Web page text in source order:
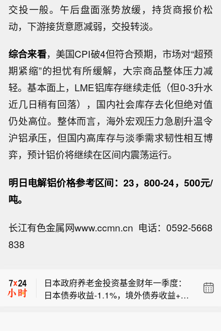
交投一般。午后盘面涨势放缓，持货商报价松
动，下游接货意愿减弱，交投转淡。
综合来看，美国CPI破4但符合预期，市场对“超预
期紧缩”的担忧有所缓解，大宗商品整体压力减
轻。基本面上，LME铝库存继续走低（但0-3升水
近几日稍有回落），国内社会库存去化但绝对值
仍处高位。整体而言，海外宏观压力急剧升温令
沪铝承压，但国内高库存与淡季需求韧性相互博
弈，预计铝价将继续在区间内震荡运行。
明日电解铝价格参考区间：23，800-24，500元/
吨。
长江有色金属网www.ccmn.cn 电话：0592-5668
838
日本债券收益‑1.1%，境外债券收益+3.
1%。
日本政府养老金投资基金6月本土股票
明，韩国Nextrade将从8月12日起暂时
禁止在当日涨停价和跌停价的订单，以
日本政府养老金投资基金财年一季度：
日本债券收益‑1.1%，境外债券收益+3.